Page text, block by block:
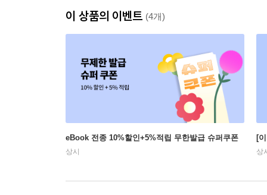
이 상품의 이벤트 (4개)
eBook 전종 10%할인+5%적립 무한발급 슈퍼쿠폰
상시
[
상